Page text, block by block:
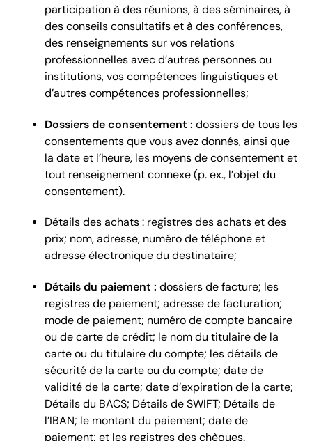
participation à des réunions, à des séminaires, à
des conseils consultatifs et à des conférences,
des renseignements sur vos relations
professionnelles avec d’autres personnes ou
institutions, vos compétences linguistiques et
d’autres compétences professionnelles;
Dossiers de consentement : dossiers de tous les
consentements que vous avez donnés, ainsi que
la date et l’heure, les moyens de consentement et
tout renseignement connexe (p. ex., l’objet du
consentement).
Détails des achats : registres des achats et des
prix; nom, adresse, numéro de téléphone et
adresse électronique du destinataire;
Détails du paiement : dossiers de facture; les
registres de paiement; adresse de facturation;
mode de paiement; numéro de compte bancaire
ou de carte de crédit; le nom du titulaire de la
carte ou du titulaire du compte; les détails de
sécurité de la carte ou du compte; date de
validité de la carte; date d’expiration de la carte;
Détails du BACS; Détails de SWIFT; Détails de
l’IBAN; le montant du paiement; date de
paiement; et les registres des chèques.